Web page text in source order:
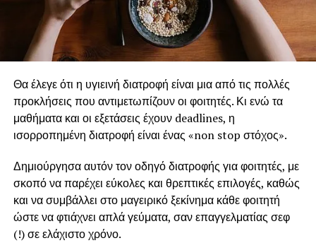
Θα έλεγε ότι η υγιεινή διατροφή είναι μια από τις πολλές
προκλήσεις που αντιμετωπίζουν οι φοιτητές. Κι ενώ τα
μαθήματα και οι εξετάσεις έχουν deadlines, η
ισορροπημένη διατροφή είναι ένας «non stop στόχος».
Δημιούργησα αυτόν τον οδηγό διατροφής για φοιτητές, με
σκοπό να παρέχει εύκολες και θρεπτικές επιλογές, καθώς
και να συμβάλλει στο μαγειρικό ξεκίνημα κάθε φοιτητή
ώστε να φτιάχνει απλά γεύματα, σαν επαγγελματίας σεφ
(!) σε ελάχιστο χρόνο.